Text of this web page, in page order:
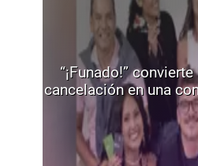
“¡Funado!”
cancelación en una